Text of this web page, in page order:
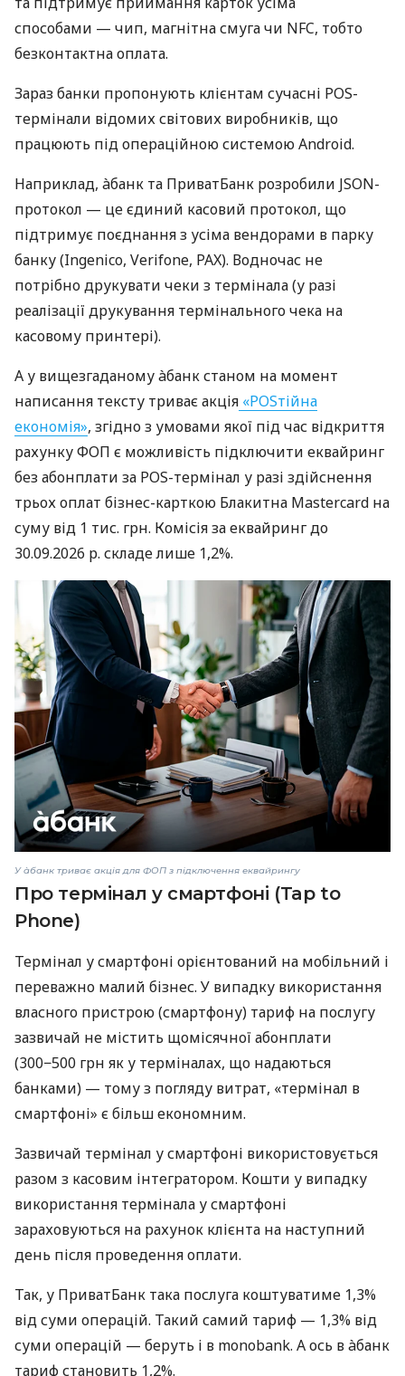
способами — чип, магнітна смуга чи NFC, тобто
безконтактна оплата.
Зараз банки пропонують клієнтам сучасні POS-
термінали відомих світових виробників, що
працюють під операційною системою Android.
Наприклад, àбанк та ПриватБанк розробили JSON-
протокол — це єдиний касовий протокол, що
підтримує поєднання з усіма вендорами в парку
банку (Ingenico, Verifone, PAX). Водночас не
потрібно друкувати чеки з термінала (у разі
реалізації друкування термінального чека на
касовому принтері).
А у вищезгаданому àбанк станом на момент
написання тексту триває акція «POSтійна
економія», згідно з умовами якої під час відкриття
рахунку ФОП є можливість підключити еквайринг
без абонплати за POS-термінал у разі здійснення
трьох оплат бізнес-карткою Блакитна Mastercard на
суму від 1 тис. грн. Комісія за еквайринг до
30.09.2026 р. складе лише 1,2%.
У àбанк триває акція для ФОП з підключення еквайрингу
Про термінал у смартфоні (Tap to
Phone)
Термінал у смартфоні орієнтований на мобільний і
переважно малий бізнес. У випадку використання
власного пристрою (смартфону) тариф на послугу
зазвичай не містить щомісячної абонплати
(300−500 грн як у терміналах, що надаються
банками) — тому з погляду витрат, «термінал в
смартфоні» є більш економним.
Зазвичай термінал у смартфоні використовується
разом з касовим інтегратором. Кошти у випадку
використання термінала у смартфоні
зараховуються на рахунок клієнта на наступний
день після проведення оплати.
Так, у ПриватБанк така послуга коштуватиме 1,3%
від суми операцій. Такий самий тариф — 1,3% від
суми операцій — беруть і в monobank. А ось в àбанк
тариф становить 1,2%.